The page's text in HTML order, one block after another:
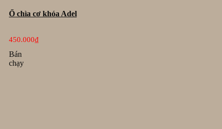
Ổ chìa cơ khóa Adel
450.000₫
Bán
chạy